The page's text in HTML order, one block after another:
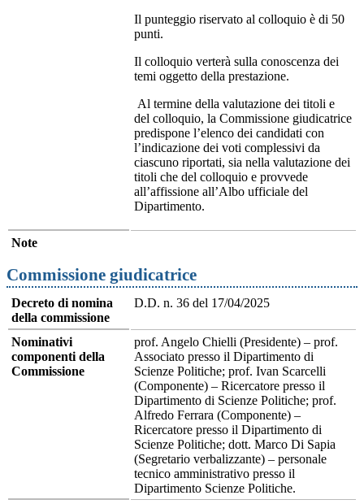
Il punteggio riservato al colloquio è di 50
punti.
Il colloquio verterà sulla conoscenza dei
temi oggetto della prestazione.
Al termine della valutazione dei titoli e
del colloquio, la Commissione giudicatrice
predispone l’elenco dei candidati con
l’indicazione dei voti complessivi da
ciascuno riportati, sia nella valutazione dei
titoli che del colloquio e provvede
all’affissione all’Albo ufficiale del
Dipartimento.
Note
Commissione giudicatrice
Decreto di nomina
della commissione
D.D. n. 36 del 17/04/2025
Nominativi
componenti della
Commissione
prof. Angelo Chielli (Presidente) – prof.
Associato presso il Dipartimento di
Scienze Politiche; prof. Ivan Scarcelli
(Componente) – Ricercatore presso il
Dipartimento di Scienze Politiche; prof.
Alfredo Ferrara (Componente) –
Ricercatore presso il Dipartimento di
Scienze Politiche; dott. Marco Di Sapia
(Segretario verbalizzante) – personale
tecnico amministrativo presso il
Dipartimento Scienze Politiche.